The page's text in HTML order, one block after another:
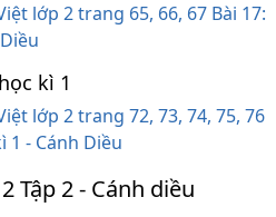
lớp 2 trang 65, 66, 67 Bài 17:
kì 1
lớp 2 trang 72, 73, 74, 75, 76
1 - Cánh Diều
Tập 2 - Cánh diều